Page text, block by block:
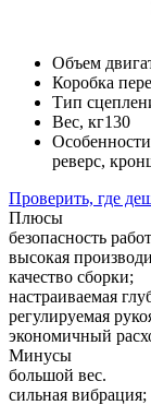
Объем
Коробка
Тип
Вес, кг130
реверс,
Проверить, где
Плюсы
безопасность
высокая
качество сборки;
настраиваемая
регулируемая
экономичный
Минусы
большой вес.
сильная вибрация;